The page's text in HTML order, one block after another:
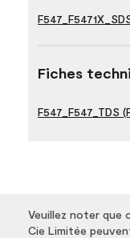
Fiches
F547_F547_TDS
Veuillez noter que
Cie Limitée